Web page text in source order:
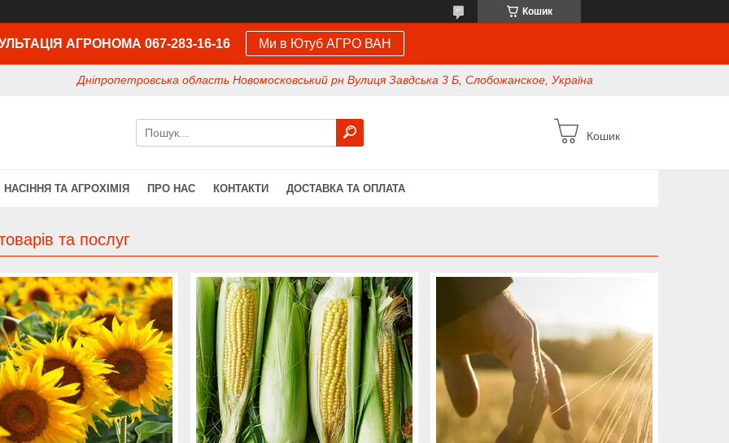
Кошик
АГРОНОМА 067-283-16-16 Ми в Ютуб АГРО ВАН
Дніпропетровська область Новомосковський рн Вулиця Завдська 3 Б, Слобожанское, Україна
Кошик
НАСІННЯ ТА АГРОХІМІЯ ПРО НАС КОНТАКТИ ДОСТАВКА ТА ОПЛАТА
та послуг